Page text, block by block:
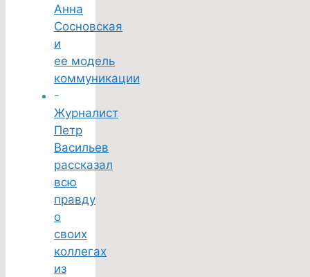
Анна
Сосновская
и
ее модель
коммуникации
-
Журналист
Петр
Васильев
рассказал
всю
правду
о
своих
коллегах
из